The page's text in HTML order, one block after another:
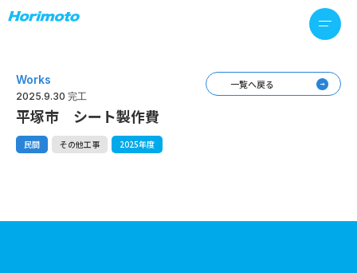
Works
2025.9.30 完工
平塚市 シート製作費
民間 その他工事 2025年度
一覧へ戻る